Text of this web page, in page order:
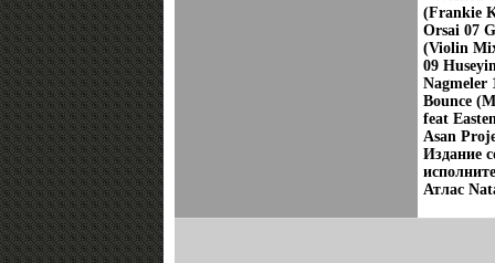
(Frankie
Orsai 07
(Violin
09
Nagmeler
Bounce
feat
Asan
Издание
Атлас